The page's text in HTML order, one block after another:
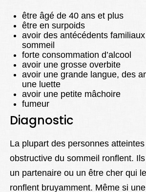
être âgé de 40 ans et plus
être en surpoids
avoir des antécédents familiaux
sommeil
forte consommation d’alcool
avoir une grosse overbite
avoir une grande langue, des
une luette
avoir une petite mâchoire
fumeur
Diagnostic
La plupart des personnes atteintes
obstructive du sommeil ronflent.
un partenaire ou un être cher qui
ronflent bruyamment. Même si